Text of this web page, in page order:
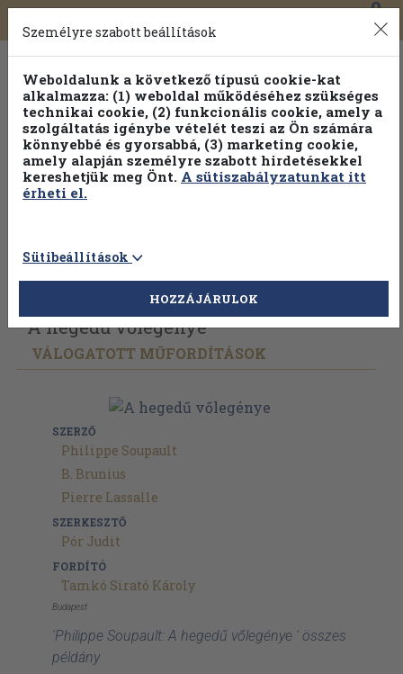
Toggle
navigation
0
Válogasson több mint 1.000.000 kiadványunk közül
100% kedvezménnyel!
Vissza az előző oldalra Válasszon példányt
A hegedű vőlegénye
VÁLOGATOTT MŰFORDÍTÁSOK
SZERZŐ
Philippe Soupault
B. Brunius
Pierre Lassalle
SZERKESZTŐ
Pór Judit
FORDÍTÓ
Tamkó Sirató Károly
Budapest
'Philippe Soupault: A hegedű vőlegénye ' összes
példány
Személyre szabott beállítások
Weboldalunk a következő típusú cookie-kat
alkalmazza: (1) weboldal működéséhez szükséges
technikai cookie, (2) funkcionális cookie, amely a
szolgáltatás igénybe vételét teszi az Ön számára
könnyebbé és gyorsabbá, (3) marketing cookie,
amely alapján személyre szabott hirdetésekkel
kereshetjük meg Önt. A sütiszabályzatunkat itt
érheti el.
Sütibeállítások
HOZZÁJÁRULOK